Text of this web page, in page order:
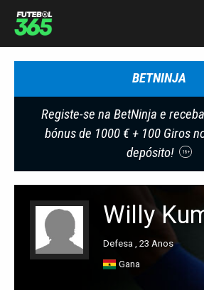
BETNINJA
Registe-se na BetNinja e
bónus de 1000 € + 100 Giros
depósito!
18+
Willy
Defesa , 23 Anos
Gana